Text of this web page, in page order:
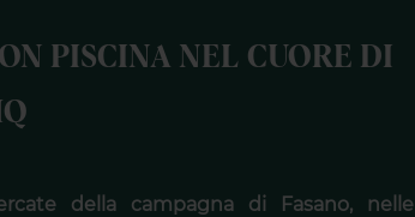
PISCINA NEL CUORE DI
della campagna di Fasano, nelle